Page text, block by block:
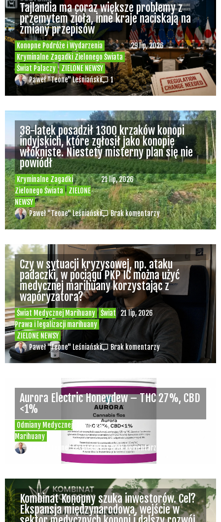
Konopne Podróże i Wydarzenia
Kryminalne Zagadki Zielonego Świata
Świat Palaczy
ZIELONE NEWSY
29 lip, 2026
Tajlandia ma coraz większe problemy z
przemytem zioła, inne kraje naciskają na
zmiany przepisów
Paweł "Teone" Leśniański 1
Kryminalne Zagadki
Zielonego Świata
ZIELONE
NEWSY
21 lip, 2026
38-latek posadził 1300 krzaków konopi
indyjskich, które zgłosił jako konopie
włókniste. Niestety misterny plan się nie
powiódł
Paweł "Teone" Leśniański Brak komentarzy
Świat Medycznej Marihuany
Świat
Prawa i legalizacji marihuany
ZIELONE NEWSY
21 lip, 2026
Czy w sytuacji kryzysowej, np. ataku
padaczki, w pociągu PKP IC można użyć
medycznej marihuany korzystając z
waporyzatora?
Paweł "Teone" Leśniański Brak komentarzy
Odmiany Medycznej
Marihuany
20 lip, 2026
Aurora Electric Honeydew – THC 27%, CBD
<1%
Paweł "Teone" Leśniański Brak komentarzy
Kombinat Konopny szuka inwestorów. Cel?
Ekspansja międzynarodowa, wejście w